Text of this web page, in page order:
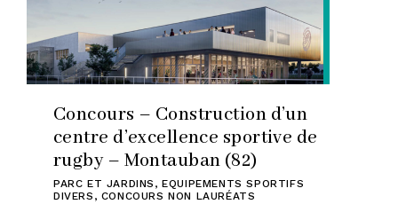
Concours – Construction d’un
centre d’excellence sportive de
rugby – Montauban (82)
PARC ET JARDINS ,EQUIPEMENTS SPORTIFS
DIVERS , CONCOURS NON LAURÉATS